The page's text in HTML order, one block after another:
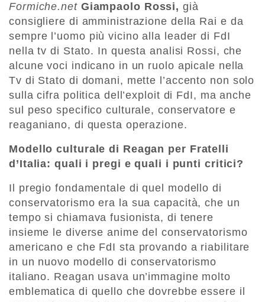
Formiche.net Giampaolo Rossi, già
consigliere di amministrazione della Rai e da
sempre l’uomo più vicino alla leader di FdI
nella tv di Stato. In questa analisi Rossi, che
alcune voci indicano in un ruolo apicale nella
Tv di Stato di domani, mette l’accento non solo
sulla cifra politica dell’exploit di FdI, ma anche
sul peso specifico culturale, conservatore e
reaganiano, di questa operazione.
Modello culturale di Reagan per Fratelli
d’Italia: quali i pregi e quali i punti critici?
Il pregio fondamentale di quel modello di
conservatorismo era la sua capacità, che un
tempo si chiamava fusionista, di tenere
insieme le diverse anime del conservatorismo
americano e che FdI sta provando a riabilitare
in un nuovo modello di conservatorismo
italiano. Reagan usava un’immagine molto
emblematica di quello che dovrebbe essere il